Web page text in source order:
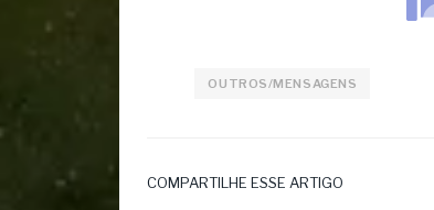
OUTROS/MENSAGENS
COMPARTILHE ESSE ARTIGO